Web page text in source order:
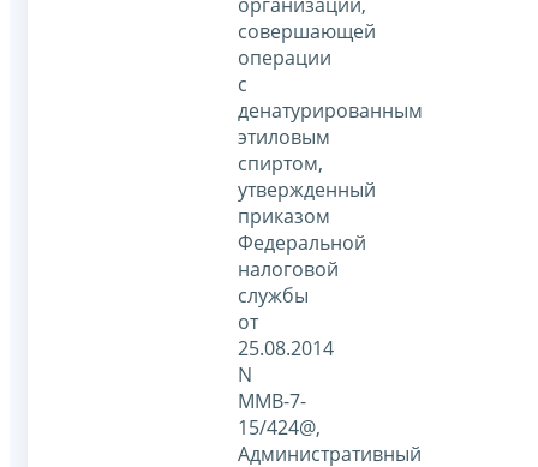
совершающей
операции
с
денатурированным
этиловым
спиртом,
утвержденный
приказом
Федеральной
налоговой
службы
от
25.08.2014
N
ММВ-7-
15/424@,
Административный